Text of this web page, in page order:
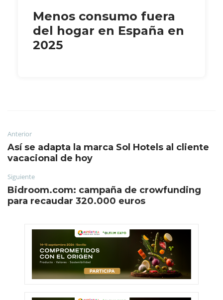
Menos consumo fuera
del hogar en España en
2025
Anterior
Así se adapta la marca Sol Hotels al cliente
vacacional de hoy
Siguiente
Bidroom.com: campaña de crowfunding
para recaudar 320.000 euros